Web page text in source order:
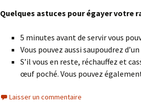
Quelques astuces pour égayer votre
5 minutes avant de servir vous
Vous pouvez aussi saupoudrez
S’il vous en reste, réchauffez et
œuf poché. Vous pouvez
Laisser un commentaire